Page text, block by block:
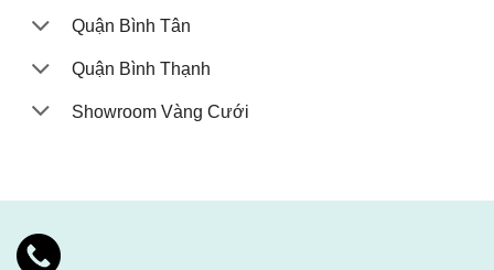
Quận Bình Tân
Quận Bình Thạnh
Showroom Vàng Cưới